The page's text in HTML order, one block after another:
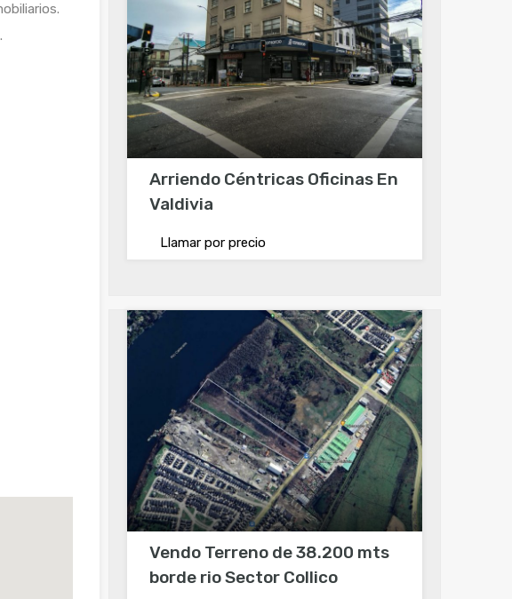
Arriendo Céntricas Oficinas En
Valdivia
Llamar por precio
Vendo Terreno de 38.200 mts
borde rio Sector Collico